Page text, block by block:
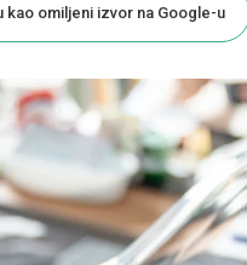
kao omiljeni izvor na Google-u